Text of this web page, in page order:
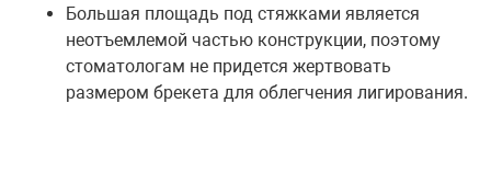
Большая площадь под стяжками является
неотъемлемой частью конструкции, поэтому
стоматологам не придется жертвовать
размером брекета для облегчения лигирования.